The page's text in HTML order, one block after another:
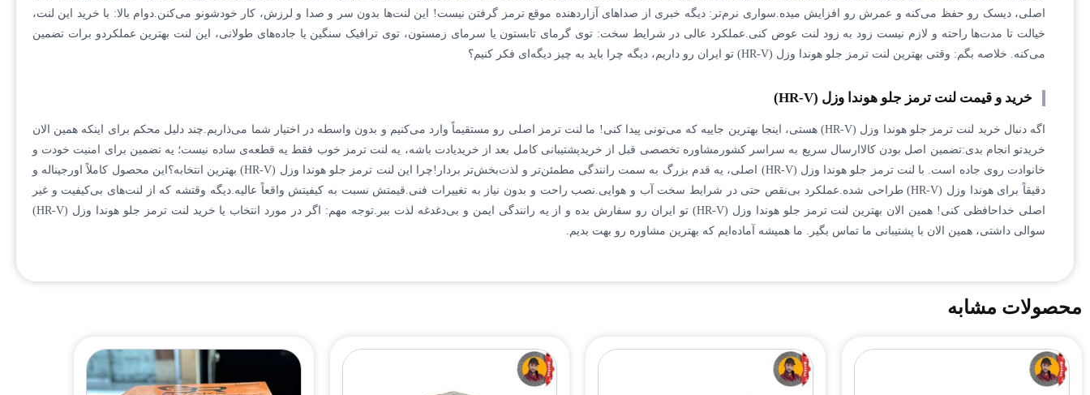
اصلی، دیسک رو حفظ می‌کنه و عمرش رو افزایش میده.سواری نرم‌تر: دیگه خبری از صداهای آزاردهنده موقع ترمز گرفتن نیست! این لنت‌ها بدون سر و صدا و لرزش، کار خودشونو می‌کنن.دوام بالا: با خرید این لنت،
خیالت تا مدت‌ها راحته و لازم نیست زود به زود لنت عوض کنی.عملکرد عالی در شرایط سخت: توی گرمای تابستون یا سرمای زمستون، توی ترافیک سنگین یا جاده‌های طولانی، این لنت بهترین عملکردو برات تضمین
می‌کنه. خلاصه بگم: وقتی بهترین لنت ترمز جلو هوندا وزل (HR-V) تو ایران رو داریم، دیگه چرا باید به چیز دیگه‌ای فکر کنیم؟
خرید و قیمت لنت ترمز جلو هوندا وزل (HR-V)
اگه دنبال خرید لنت ترمز جلو هوندا وزل (HR-V) هستی، اینجا بهترین جاییه که می‌تونی پیدا کنی! ما لنت ترمز اصلی رو مستقیماً وارد می‌کنیم و بدون واسطه در اختیار شما می‌ذاریم.چند دلیل محکم برای اینکه همین الان
خریدتو انجام بدی:تضمین اصل بودن کالاارسال سریع به سراسر کشورمشاوره تخصصی قبل از خریدپشتیبانی کامل بعد از خریدیادت باشه، یه لنت ترمز خوب فقط یه قطعه‌ی ساده نیست؛ یه تضمین برای امنیت خودت و
خانوادت روی جاده است. با لنت ترمز جلو هوندا وزل (HR-V) اصلی، یه قدم بزرگ به سمت رانندگی مطمئن‌تر و لذت‌بخش‌تر بردار!چرا این لنت ترمز جلو هوندا وزل (HR-V) بهترین انتخابه؟این محصول کاملاً اورجیناله و
دقیقاً برای هوندا وزل (HR-V) طراحی شده.عملکرد بی‌نقص حتی در شرایط سخت آب و هوایی.نصب راحت و بدون نیاز به تغییرات فنی.قیمتش نسبت به کیفیتش واقعاً عالیه.دیگه وقتشه که از لنت‌های بی‌کیفیت و غیر
اصلی خداحافظی کنی! همین الان بهترین لنت ترمز جلو هوندا وزل (HR-V) تو ایران رو سفارش بده و از یه رانندگی ایمن و بی‌دغدغه لذت ببر.توجه مهم: اگر در مورد انتخاب یا خرید لنت ترمز جلو هوندا وزل (HR-V)
سوالی داشتی، همین الان با پشتیبانی ما تماس بگیر. ما همیشه آماده‌ایم که بهترین مشاوره رو بهت بدیم.
محصولات مشابه